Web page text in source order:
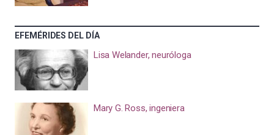
EFEMÉRIDES DEL DÍA
Lisa Welander, neuróloga
Mary G. Ross, ingeniera